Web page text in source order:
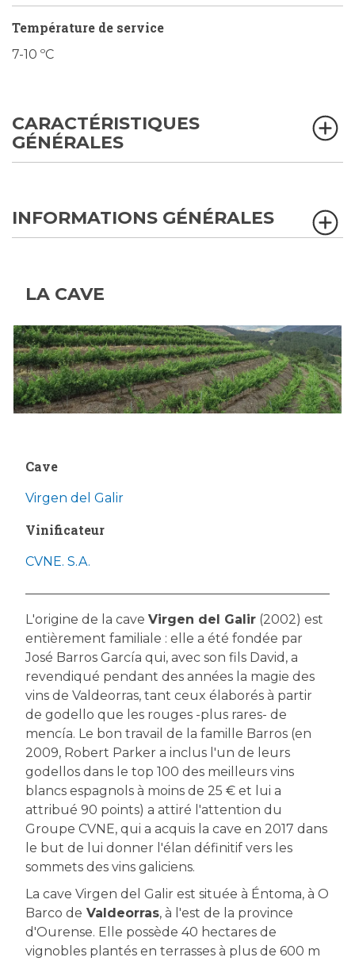
Température de service
7-10 ºC
CARACTÉRISTIQUES
GÉNÉRALES
INFORMATIONS GÉNÉRALES
LA CAVE
Cave
Virgen del Galir
Vinificateur
CVNE. S.A.
L'origine de la cave Virgen del Galir (2002) est
entièrement familiale : elle a été fondée par
José Barros García qui, avec son fils David, a
revendiqué pendant des années la magie des
vins de Valdeorras, tant ceux élaborés à partir
de godello que les rouges -plus rares- de
mencía. Le bon travail de la famille Barros (en
2009, Robert Parker a inclus l'un de leurs
godellos dans le top 100 des meilleurs vins
blancs espagnols à moins de 25 € et lui a
attribué 90 points) a attiré l'attention du
Groupe CVNE, qui a acquis la cave en 2017 dans
le but de lui donner l'élan définitif vers les
sommets des vins galiciens.
La cave Virgen del Galir est située à Éntoma, à O
Barco de Valdeorras, à l'est de la province
d'Ourense. Elle possède 40 hectares de
vignobles plantés en terrasses à plus de 600 m